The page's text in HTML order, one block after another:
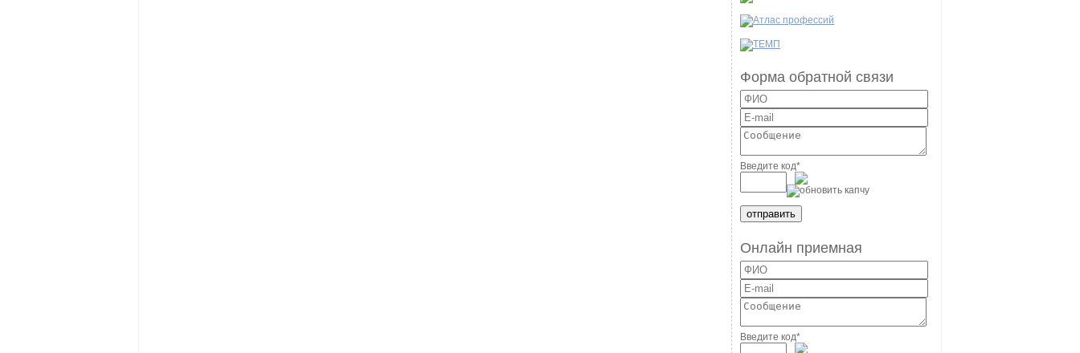
Форма обратной связи
Введите код*
Онлайн приемная
Введите код*